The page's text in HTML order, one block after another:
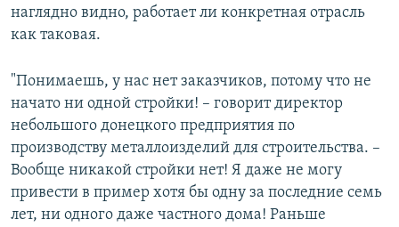
наглядно видно, работает ли конкретная отрасль
как таковая.
"Понимаешь, у нас нет заказчиков, потому что не
начато ни одной стройки! – говорит директор
небольшого донецкого предприятия по
производству металлоизделий для строительства. –
Вообще никакой стройки нет! Я даже не могу
привести в пример хотя бы одну за последние семь
лет, ни одного даже частного дома! Раньше